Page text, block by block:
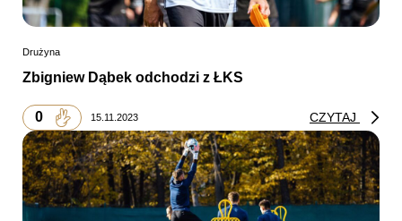
Drużyna
Zbigniew Dąbek odchodzi z ŁKS
0 15.11.2023 CZYTAJ